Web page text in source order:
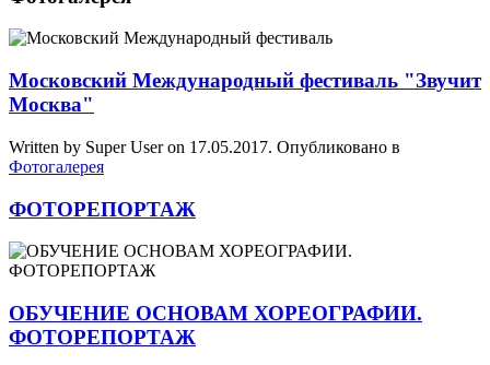
Московский Международный фестиваль "Звучит
Москва"
Written by Super User on 17.05.2017. Опубликовано в
Фотогалерея
ФОТОРЕПОРТАЖ
ОБУЧЕНИЕ ОСНОВАМ ХОРЕОГРАФИИ.
ФОТОРЕПОРТАЖ